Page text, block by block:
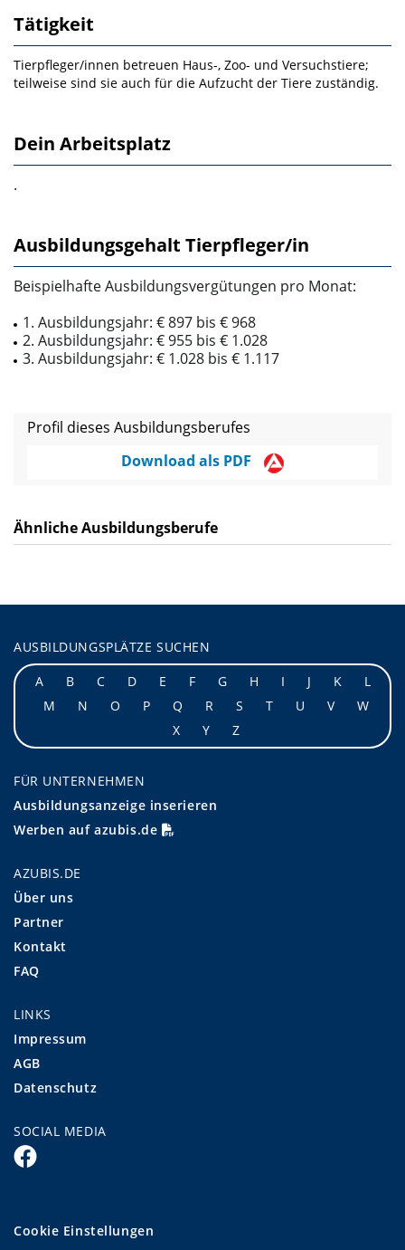
Tätigkeit
Tierpfleger/innen betreuen Haus-, Zoo- und Versuchstiere;
teilweise sind sie auch für die Aufzucht der Tiere zuständig.
Dein Arbeitsplatz
.
Ausbildungsgehalt Tierpfleger/in
Beispielhafte Ausbildungsvergütungen pro Monat:
1. Ausbildungsjahr: € 897 bis € 968
2. Ausbildungsjahr: € 955 bis € 1.028
3. Ausbildungsjahr: € 1.028 bis € 1.117
Profil dieses Ausbildungsberufes
Download als PDF
Ähnliche Ausbildungsberufe
AUSBILDUNGSPLÄTZE SUCHEN
A
B C D E F G H I J K
L
M
N O P Q R S T U V
W
X
Y Z
FÜR UNTERNEHMEN
Ausbildungsanzeige inserieren
Werben auf azubis.de
AZUBIS.DE
Über uns
Partner
Kontakt
FAQ
LINKS
Impressum
AGB
Datenschutz
SOCIAL MEDIA
Cookie Einstellungen